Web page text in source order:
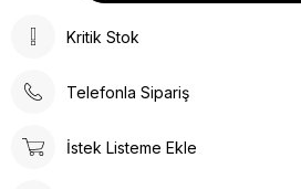
Kritik Stok
Telefonla Sipariş
İstek Listeme Ekle